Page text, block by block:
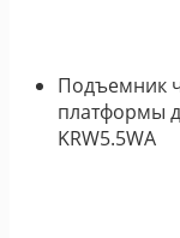
Подъемник
платформы
KRW5.5WA